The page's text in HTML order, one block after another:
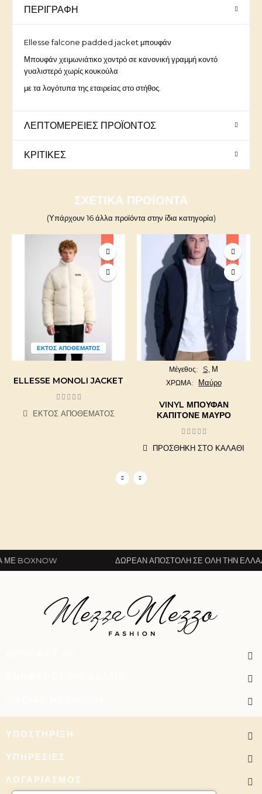
ΠΕΡΙΓΡΑΦΉ
Ellesse falcone padded jacket μπουφάν
Μπουφάν χειμωνιάτικο χοντρό σε κανονική γραμμή κοντό
γυαλιστερό χωρίς κουκούλα
με τα λογότυπα της εταιρείας στο στήθος.
ΛΕΠΤΟΜΈΡΕΙΕΣ ΠΡΟΪΌΝΤΟΣ
ΚΡΙΤΙΚΈΣ
ΣΧΕΤΙΚΆ ΠΡΟΪΌΝΤΑ
(Υπάρχουν 16 άλλα προϊόντα στην ίδια κατηγορία)
ΕΚΤΌΣ ΑΠΟΘΈΜΑΤΟΣ
-30,00 €
ELLESSE MONOLI JACKET
ΕΚΤΌΣ ΑΠΟΘΈΜΑΤΟΣ
-40,00 €
Μέγεθος S, Μ
ΧΡΩΜΑ Μαύρο
VINYL ΜΠΟΥΦΆΝ
ΚΑΠΙΤΟΝΈ ΜΑΎΡΟ
ΠΡΟΣΘΉΚΗ ΣΤΟ ΚΑΛΆΘΙ
ΔΩΡΕΆΝ ΑΠΟΣΤΟΛΉ ΣΕ ΌΛΗ ΤΗΝ ΕΛΛΆΔΑ
ΥΠΟΣΤΉΡΙΞΗ
ΥΠΗΡΕΣΊΕΣ
ΛΟΓΑΡΙΑΣΜΌΣ